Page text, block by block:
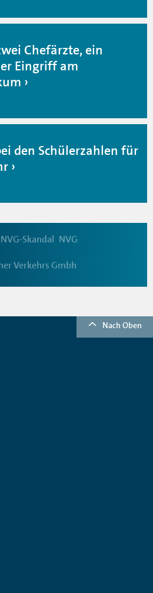
Chefärzte, ein
Eingriff am
den Schülerzahlen für
NVG-Skandal NVG
Verkehrs Gmbh
Nach Oben